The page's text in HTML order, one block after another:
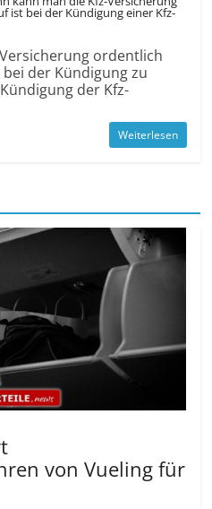
ist bei der Kündigung einer Kfz-
ordentlich
der Kündigung zu
der Kfz-
Weiterlesen
von Vueling für